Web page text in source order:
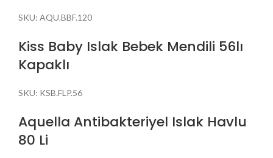
SKU: AQU.BBF.120
Kiss Baby Islak Bebek Mendili 56lı
Kapaklı
SKU: KSB.FLP.56
Aquella Antibakteriyel Islak Havlu
80 Li